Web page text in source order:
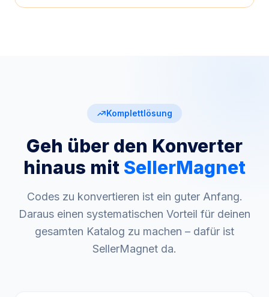
Komplettlösung
Geh über den Konverter
hinaus mit SellerMagnet
Codes zu konvertieren ist ein guter Anfang.
Daraus einen systematischen Vorteil für deinen
gesamten Katalog zu machen – dafür ist
SellerMagnet da.